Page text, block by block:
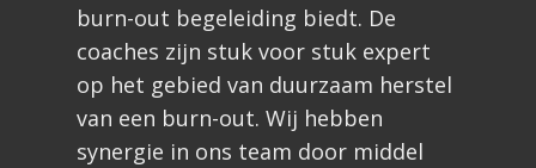
burn-out begeleiding biedt. De
coaches zijn stuk voor stuk expert
op het gebied van duurzaam herstel
van een burn-out. Wij hebben
synergie in ons team door middel